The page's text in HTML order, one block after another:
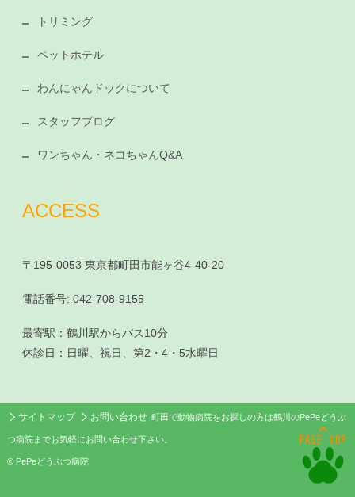
トリミング
ペットホテル
わんにゃんドックについて
スタッフブログ
ワンちゃん・ネコちゃんQ&A
ACCESS
〒195-0053 東京都町田市能ヶ谷4-40-20
電話番号:042-708-9155
最寄駅：鶴川駅からバス10分
休診日：日曜、祝日、第2・4・5水曜日
サイトマップ お問い合わせ 町田で動物病院をお探しの方は鶴川のPePeどうぶ
つ病院までお気軽にお問い合わせ下さい。
© PePeどうぶつ病院